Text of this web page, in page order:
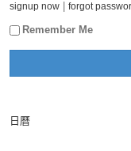
signup now forgot
Remember Me
日曆